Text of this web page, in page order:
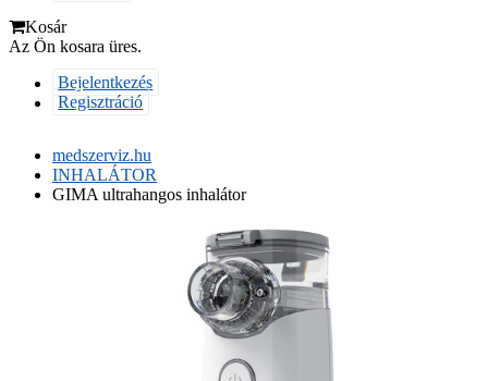
Kosár
Az Ön kosara üres.
Bejelentkezés
Regisztráció
medszerviz.hu
INHALÁTOR
GIMA ultrahangos inhalátor